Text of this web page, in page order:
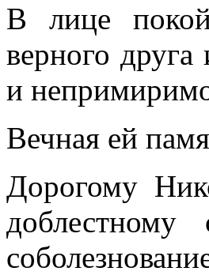
В лице
верного
и
Вечная ей
Дорогому